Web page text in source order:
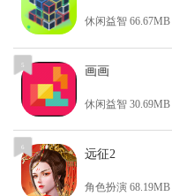
休闲益智 66.67MB
5 画画
休闲益智 30.69MB
6 远征2
角色扮演 68.19MB